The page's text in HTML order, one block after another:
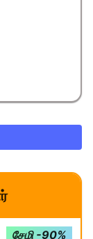
சேமி -90%